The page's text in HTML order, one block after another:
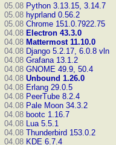
05.08 Python 3.13.15, 3.14.7
05.08 hyprland 0.56.2
05.08 Chrome 151.0.7922.75
04.08 Electron 43.3.0
04.08 Mattermost 11.10.0
04.08 Django 5.2.17, 6.0.8 vln
04.08 Grafana 13.1.2
04.08 GNOME 49.9, 50.4
04.08 Unbound 1.26.0
04.08 Erlang 29.0.5
04.08 PeerTube 8.2.4
04.08 Pale Moon 34.3.2
04.08 bootc 1.16.7
04.08 Lua 5.5.1
04.08 Thunderbird 153.0.2
04.08 KDE 6.7.4